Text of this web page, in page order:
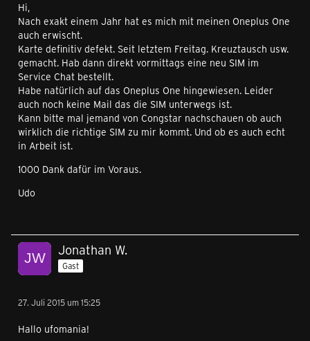
Hi,
Nach exakt einem Jahr hat es mich mit meinen Oneplus One
auch erwischt.
Karte definitiv defekt. Seit letztem Freitag. Kreuztausch usw.
gemacht. Hab dann direkt vormittags eine neu SIM im
Service Chat bestellt.
Habe natürlich auf das Oneplus One hingewiesen. Leider
auch noch keine Mail das die SIM unterwegs ist.
Kann bitte mal jemand von Congstar nachschauen ob auch
wirklich die richtige SIM zu mir kommt. Und ob es auch echt
in Arbeit ist.
1000 Dank dafür im Voraus.
Udo
Jonathan W.
Gast
27. Juli 2015 um 15:25
Hallo ufomania!